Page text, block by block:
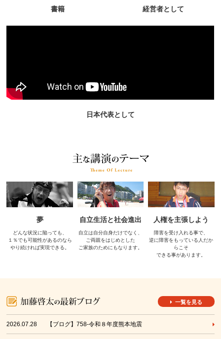
書籍 経営者として
日本代表として
夢
どんな状況に陥っても、
１％でも可能性があるのなら
やり続ければ実現できる。
自立生活と社会進出
自立は自分自身だけでなく、
ご両親をはじめとした
ご家族のためにもなります。
人権を主張しよう
障害を受け入れる事で、
逆に障害をもっている人だか
らこそ
できる事があります。
一覧を見る
2026.07.28 【ブログ】758-令和８年度熊本地震